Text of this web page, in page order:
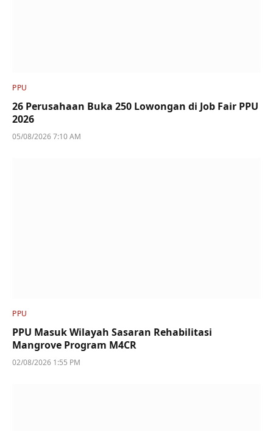
PPU
26 Perusahaan Buka 250 Lowongan di Job Fair PPU
2026
05/08/2026 7:10 AM
PPU
PPU Masuk Wilayah Sasaran Rehabilitasi
Mangrove Program M4CR
02/08/2026 1:55 PM